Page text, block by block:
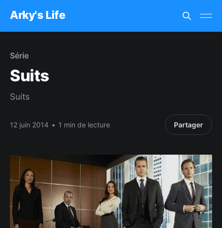
Arky's Life
Série
Suits
Suits
12 juin 2014 • 1 min de lecture Partager